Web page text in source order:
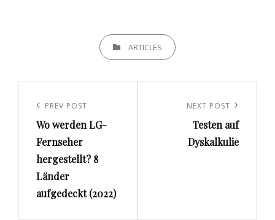
CATEGORIESARTICLES
Navigation
Previous
Post
PREV POST
Wo werden LG-
Fernseher
hergestellt? 8
Länder
aufgedeckt (2022)
NEXT POST
Testen auf
Dyskalkulie